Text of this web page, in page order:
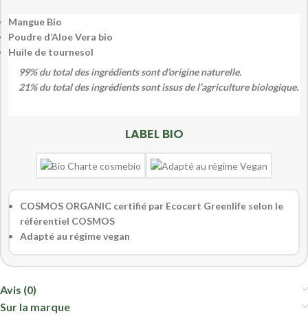
Mangue Bio
Poudre d’Aloe Vera bio
Huile de tournesol
99% du total des ingrédients sont d’origine naturelle.
21% du total des ingrédients sont issus de l’agriculture biologique.
LABEL BIO
COSMOS ORGANIC certifié par Ecocert Greenlife selon le
référentiel COSMOS
Adapté au régime vegan
Avis (0)
Sur la marque